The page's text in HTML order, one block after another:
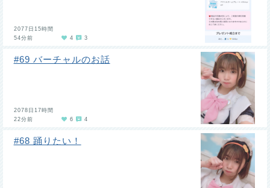
2077日15時間
54分前
4 3
#69 バーチャルのお話
2078日17時間
22分前
6 4
#68 踊りたい！